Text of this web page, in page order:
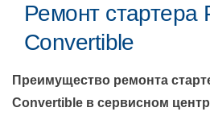
Ремонт стартера
Convertible
Преимущество ремонта
Convertible в сервисном